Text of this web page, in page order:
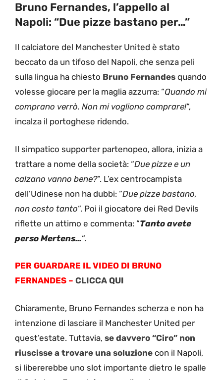
Bruno Fernandes, l’appello al
Napoli: “Due pizze bastano per…”
Il calciatore del Manchester United è stato
beccato da un tifoso del Napoli, che senza peli
sulla lingua ha chiesto Bruno Fernandes quando
volesse giocare per la maglia azzurra: “Quando mi
comprano verrò. Non mi vogliono comprare!“,
incalza il portoghese ridendo.
Il simpatico supporter partenopeo, allora, inizia a
trattare a nome della società: “Due pizze e un
calzano vanno bene?“. L’ex centrocampista
dell’Udinese non ha dubbi: “Due pizze bastano,
non costo tanto“. Poi il giocatore dei Red Devils
riflette un attimo e commenta: “Tanto avete
perso Mertens…“.
PER GUARDARE IL VIDEO DI BRUNO
FERNANDES – CLICCA QUI
Chiaramente, Bruno Fernandes scherza e non ha
intenzione di lasciare il Manchester United per
quest’estate. Tuttavia, se davvero “Ciro” non
riuscisse a trovare una soluzione con il Napoli,
si libererebbe uno slot importante dietro le spalle